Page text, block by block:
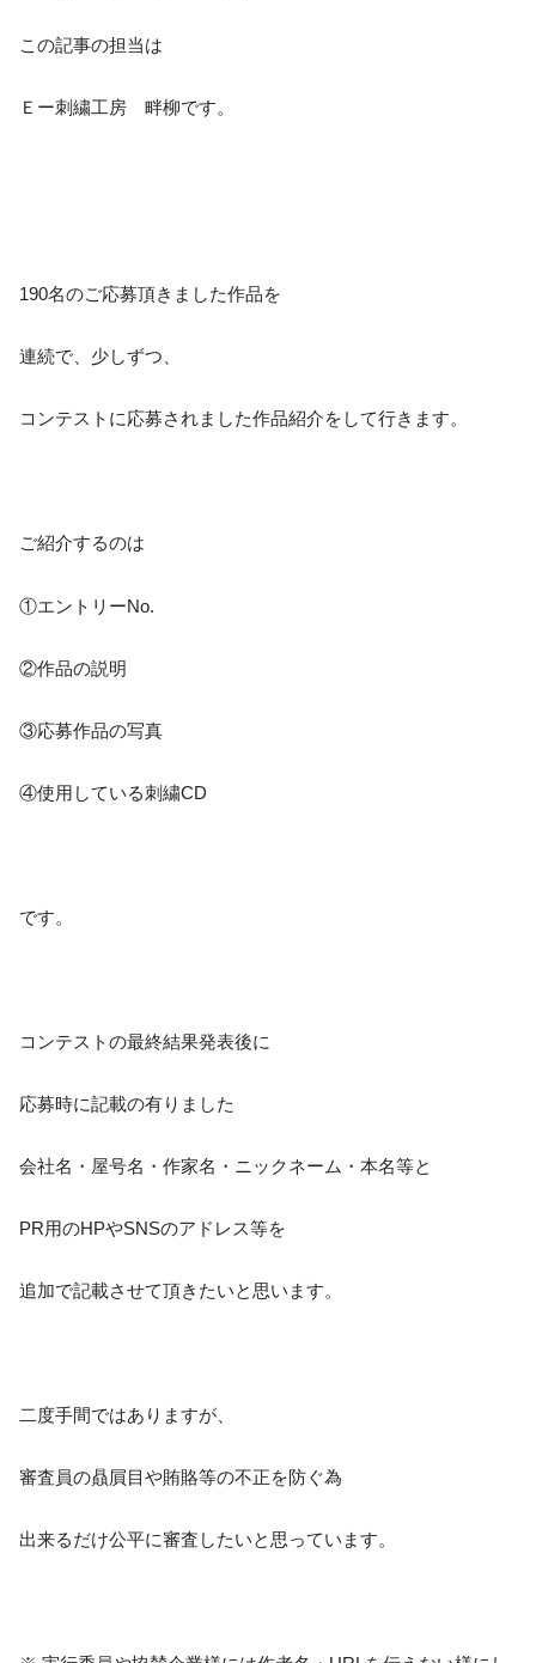
この記事の担当は
Ｅー刺繍工房 畔柳です。
190名のご応募頂きました作品を
連続で、少しずつ、
コンテストに応募されました作品紹介をして行きます。
ご紹介するのは
①エントリーNo.
②作品の説明
③応募作品の写真
④使用している刺繍CD
です。
コンテストの最終結果発表後に
応募時に記載の有りました
会社名・屋号名・作家名・ニックネーム・本名等と
PR用のHPやSNSのアドレス等を
追加で記載させて頂きたいと思います。
二度手間ではありますが、
審査員の贔屓目や賄賂等の不正を防ぐ為
出来るだけ公平に審査したいと思っています。